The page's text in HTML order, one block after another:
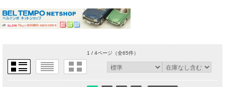
1 / 4ページ（全65件）